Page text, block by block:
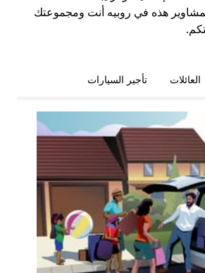
هذه في روبيه أنت ومجموعتك
العائلات تأجير السيارات